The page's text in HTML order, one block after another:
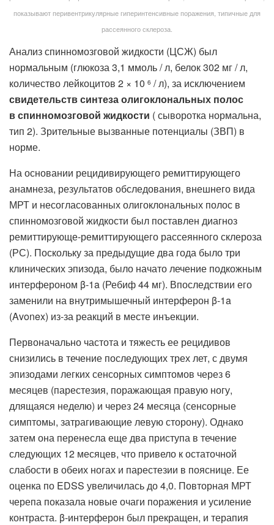
показывают перивентрикулярные гиперинтенсивные поражения, типичные для
рассеянного склероза.
Анализ спинномозговой жидкости (ЦСЖ) был
нормальным (глюкоза 3,1 ммоль / л, белок 302 мг / л,
количество лейкоцитов 2 × 10 6 / л), за исключением
свидетельств синтеза олигоклональных полос
в спинномозговой жидкости ( сыворотка нормальна,
тип 2). Зрительные вызванные потенциалы (ЗВП) в
норме.
На основании рецидивирующего ремиттирующего
анамнеза, результатов обследования, внешнего вида
МРТ и несогласованных олигоклональных полос в
спинномозговой жидкости был поставлен диагноз
ремиттирующе-ремиттирующего рассеянного склероза
(РС). Поскольку за предыдущие два года было три
клинических эпизода, было начато лечение подкожным
интерфероном β-1a (Ребиф 44 мг). Впоследствии его
заменили на внутримышечный интерферон β-1a
(Avonex) из-за реакций в месте инъекции.
Первоначально частота и тяжесть ее рецидивов
снизились в течение последующих трех лет, с двумя
эпизодами легких сенсорных симптомов через 6
месяцев (парестезия, поражающая правую ногу,
длящаяся неделю) и через 24 месяца (сенсорные
симптомы, затрагивающие левую сторону). Однако
затем она перенесла еще два приступа в течение
следующих 12 месяцев, что привело к остаточной
слабости в обеих ногах и парестезии в пояснице. Ее
оценка по EDSS увеличилась до 4,0. Повторная МРТ
черепа показала новые очаги поражения и усиление
контраста. β-интерферон был прекращен, и терапия